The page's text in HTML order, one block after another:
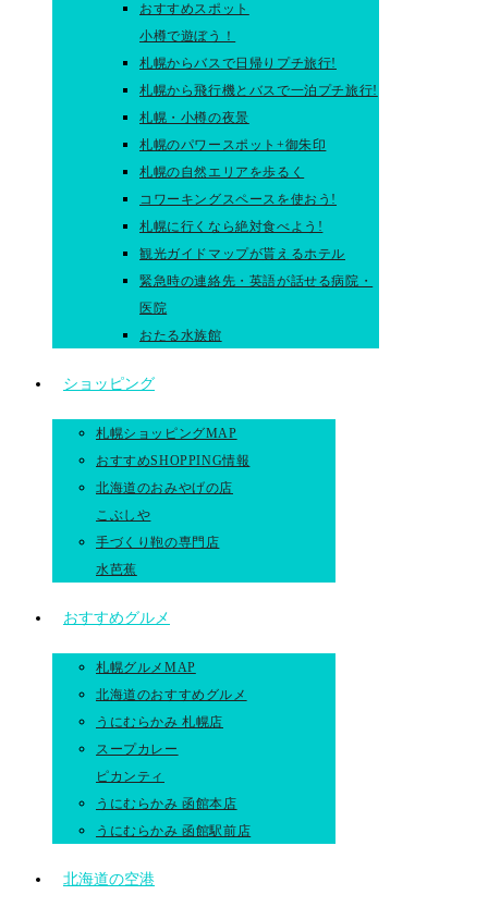
おすすめスポット
小樽で遊ぼう！
札幌からバスで日帰りプチ旅行!
札幌から飛行機とバスで一泊プチ旅行!
札幌・小樽の夜景
札幌のパワースポット+御朱印
札幌の自然エリアを歩るく
コワーキングスペースを使おう!
札幌に行くなら絶対食べよう!
観光ガイドマップが貰えるホテル
緊急時の連絡先・英語が話せる病院・
医院
おたる水族館
ショッピング
札幌ショッピングMAP
おすすめSHOPPING情報
北海道のおみやげの店
こぶしや
手づくり鞄の専門店
水芭蕉
おすすめグルメ
札幌グルメMAP
北海道のおすすめグルメ
うにむらかみ 札幌店
スープカレー
ピカンティ
うにむらかみ 函館本店
うにむらかみ 函館駅前店
北海道の空港